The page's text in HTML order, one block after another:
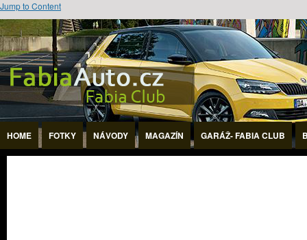
Jump to Content
HOME FOTKY NÁVODY MAGAZÍN GARÁŽ- FABIA CLUB